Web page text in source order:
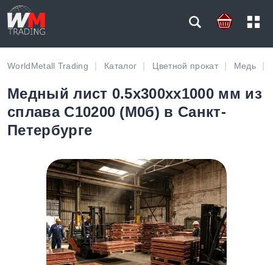
WorldMetall Trading Каталог Цветной прокат Медь
Медный лист 0.5х300хх1000 мм из
сплава C10200 (М0б) в Санкт-
Петербурге